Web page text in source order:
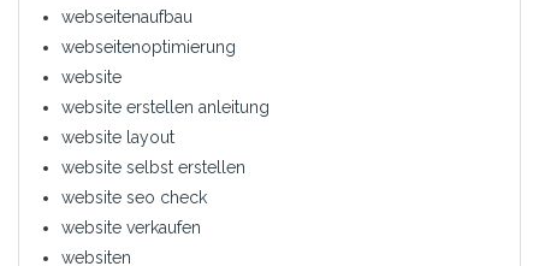
webseitenaufbau
webseitenoptimierung
website
website erstellen anleitung
website layout
website selbst erstellen
website seo check
website verkaufen
websiten